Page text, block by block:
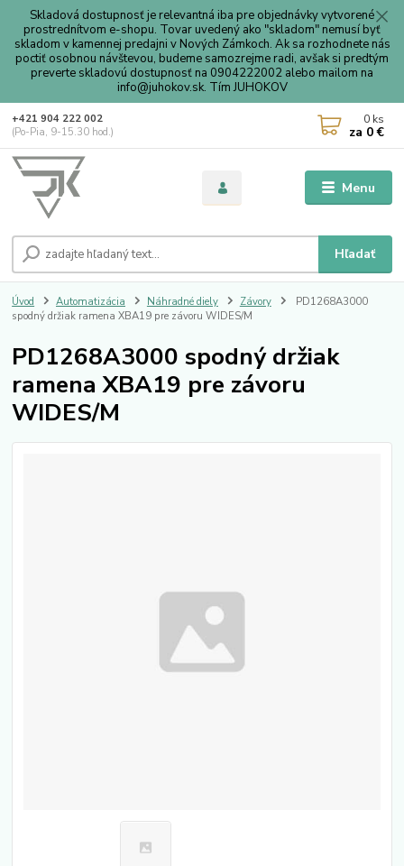
Skladová dostupnosť je relevantná iba pre objednávky vytvorené
prostrednítvom e-shopu. Tovar uvedený ako "skladom" nemusí byť
skladom v kamennej predajni v Nových Zámkoch. Ak sa rozhodnete nás
poctiť osobnou návštevou, budeme samozrejme radi, avšak si predtým
preverte skladovú dostupnosť na 0904222002 alebo mailom na
info@juhokov.sk. Tím JUHOKOV
Menu
Hľadať
+421 904 222 002
(Po-Pia, 9-15.30 hod.)
0 ks
za 0 €
Úvod Automatizácia Náhradné diely Závory
PD1268A3000
spodný držiak ramena XBA19 pre závoru WIDES/M
PD1268A3000 spodný držiak
ramena XBA19 pre závoru
WIDES/M